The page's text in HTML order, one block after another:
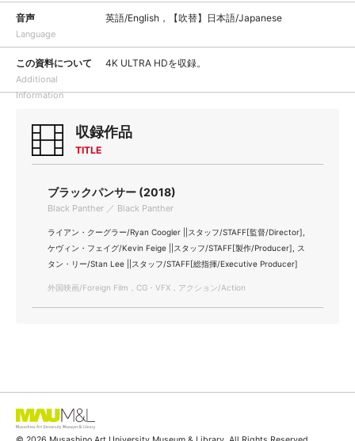
音声
Language
英語/English，【吹替】日本語/Japanese
この資料について
Additional
Information
4K ULTRA HDを収録。
収録作品
TITLE
ブラックパンサー (2018)
Black Panther ／ Black Panther
ライアン・クーグラー/Ryan Coogler ||スタッフ/STAFF[監督/Director],
ケヴィン・フェイグ/Kevin Feige ||スタッフ/STAFF[製作/Producer], ス
タン・リー/Stan Lee ||スタッフ/STAFF[総指揮/Executive Producer]
外国映画/Foreign Film，CG・VFX，アクション/Action